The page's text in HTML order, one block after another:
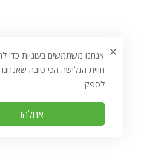
אנחנו משתמשים בעוגיות כדי
חווית הגלישה הכי טובה שאנחנו
לספק.
אחלה!